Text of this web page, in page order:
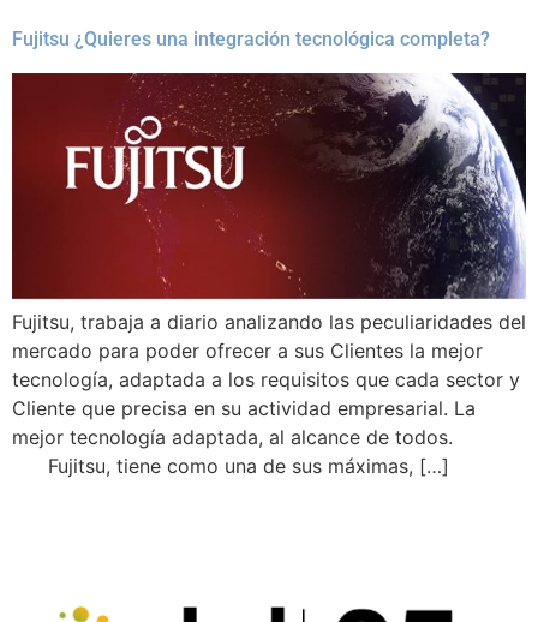
Fujitsu ¿Quieres una integración tecnológica completa?
Fujitsu, trabaja a diario analizando las peculiaridades del
mercado para poder ofrecer a sus Clientes la mejor
tecnología, adaptada a los requisitos que cada sector y
Cliente que precisa en su actividad empresarial. La
mejor tecnología adaptada, al alcance de todos.
Fujitsu, tiene como una de sus máximas, […]